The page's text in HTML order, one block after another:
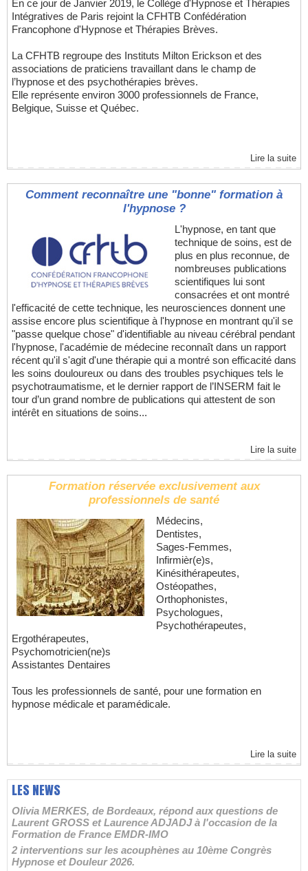
En ce jour de Janvier 2019, le Collège d'Hypnose et Thérapies
Intégratives de Paris rejoint la CFHTB Confédération
Francophone d'Hypnose et Thérapies Brèves.
La CFHTB regroupe des Instituts Milton Erickson et des
associations de praticiens travaillant dans le champ de
l’hypnose et des psychothérapies brèves.
Elle représente environ 3000 professionnels de France,
Belgique, Suisse et Québec.
Lire la suite
Comment reconnaître une "bonne" formation à
l'hypnose ?
L'hypnose, en tant que
technique de soins, est de
plus en plus reconnue, de
nombreuses publications
scientifiques lui sont
consacrées et ont montré
l'efficacité de cette technique, les neurosciences donnent une
assise encore plus scientifique à l'hypnose en montrant qu'il se
"passe quelque chose" d'identifiable au niveau cérébral pendant
l'hypnose, l'académie de médecine reconnaît dans un rapport
récent qu'il s'agit d'une thérapie qui a montré son efficacité dans
les soins douloureux ou dans des troubles psychiques tels le
psychotraumatisme, et le dernier rapport de l’INSERM fait le
tour d’un grand nombre de publications qui attestent de son
intérêt en situations de soins...
Lire la suite
Formation réservée exclusivement aux
professionnels de santé
Médecins,
Dentistes,
Sages-Femmes,
Infirmièr(e)s,
Kinésithérapeutes,
Ostéopathes,
Orthophonistes,
Psychologues,
Psychothérapeutes,
Ergothérapeutes,
Psychomotricien(ne)s
Assistantes Dentaires
Tous les professionnels de santé, pour une formation en
hypnose médicale et paramédicale.
Lire la suite
LES NEWS
Olivia MERKES, de Bordeaux, répond aux questions de
Laurent GROSS et Laurence ADJADJ à l'occasion de la
Formation de France EMDR-IMO
2 interventions sur les acouphènes au 10ème Congrès
Hypnose et Douleur 2026.